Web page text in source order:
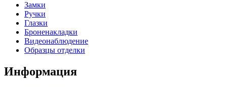
Замки
Ручки
Глазки
Броненакладки
Видеонаблюдение
Образцы отделки
Информация